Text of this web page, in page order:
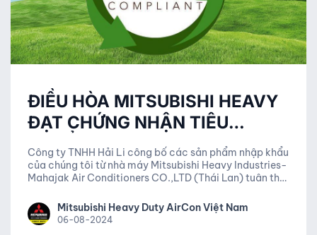
ĐIỀU HÒA MITSUBISHI HEAVY
ĐẠT CHỨNG NHẬN TIÊU
CHUẨN ROHS 2019
Công ty TNHH Hải Li công bố các sản phẩm nhập khẩu
của chúng tôi từ nhà máy Mitsubishi Heavy Industries-
Mahajak Air Conditioners CO.,LTD (Thái Lan) tuân thủ
Mitsubishi Heavy Duty AirCon Việt Nam
06-08-2024